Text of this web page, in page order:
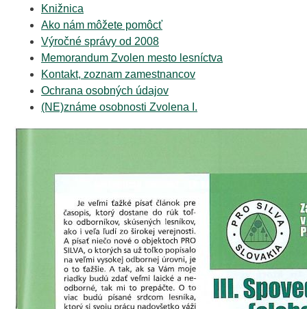
Knižnica
Ako nám môžete pomôcť
Výročné správy od 2008
Memorandum Zvolen mesto lesníctva
Kontakt, zoznam zamestnancov
Ochrana osobných údajov
(NE)známe osobnosti Zvolena I.